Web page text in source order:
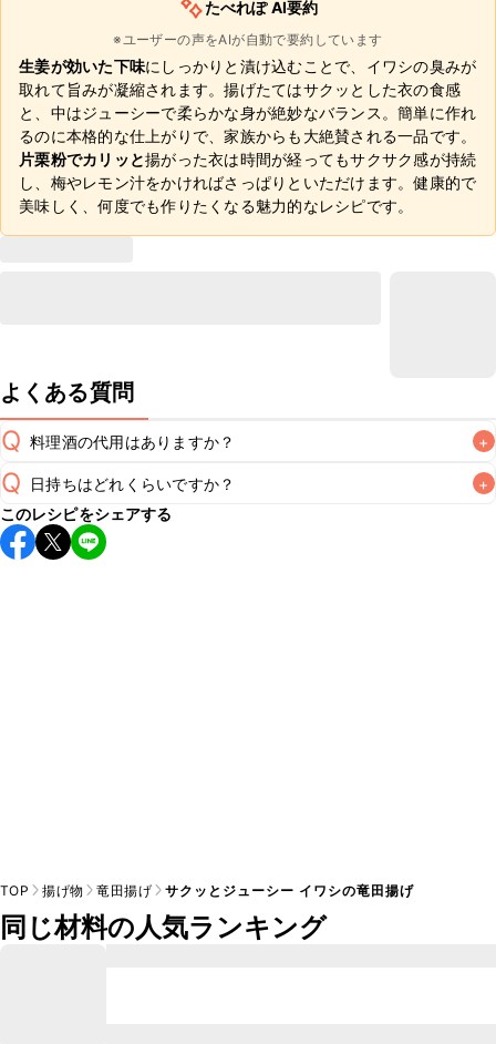
たべれぽ AI要約
※ユーザーの声をAIが自動で要約しています
生姜が効いた下味にしっかりと漬け込むことで、イワシの臭みが
取れて旨みが凝縮されます。揚げたてはサクッとした衣の食感
と、中はジューシーで柔らかな身が絶妙なバランス。簡単に作れ
るのに本格的な仕上がりで、家族からも大絶賛される一品です。
片栗粉でカリッと揚がった衣は時間が経ってもサクサク感が持続
し、梅やレモン汁をかければさっぱりといただけます。健康的で
美味しく、何度でも作りたくなる魅力的なレシピです。
よくある質問
Q 料理酒の代用はありますか？ +
A
Q 日持ちはどれくらいですか？ +
保存期間は冷蔵で翌日中が目安です。なるべくお早めにお召
し上がりください。
このレシピをシェアする
TOP 揚げ物 竜田揚げ サクッとジューシー イワシの竜田揚げ
同じ材料の人気ランキング